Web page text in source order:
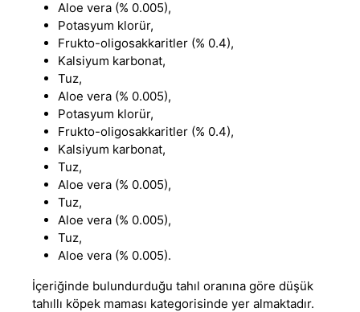
Aloe vera (% 0.005),
Potasyum klorür,
Frukto-oligosakkaritler (% 0.4),
Kalsiyum karbonat,
Tuz,
Aloe vera (% 0.005),
Potasyum klorür,
Frukto-oligosakkaritler (% 0.4),
Kalsiyum karbonat,
Tuz,
Aloe vera (% 0.005),
Tuz,
Aloe vera (% 0.005),
Tuz,
Aloe vera (% 0.005).
İçeriğinde bulundurduğu tahıl oranına göre düşük
tahıllı köpek maması kategorisinde yer almaktadır.